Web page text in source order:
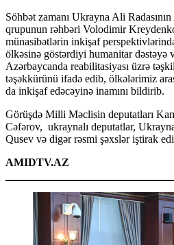
Söhbət zamanı Ukrayna Ali
qrupunun rəhbəri Volodimir
münasibətlərin inkişaf
ölkəsinə göstərdiyi humanitar dəstəyə
Azərbaycanda reabilitasiyası üzrə
təşəkkürünü ifadə edib, ölkələrimiz
da inkişaf edəcəyinə inamını bildirib.
Görüşdə Milli Məclisin deputatları
Cəfərov, ukraynalı deputatlar,
Qusev və digər rəsmi şəxslər iştirak
AMIDTV.AZ